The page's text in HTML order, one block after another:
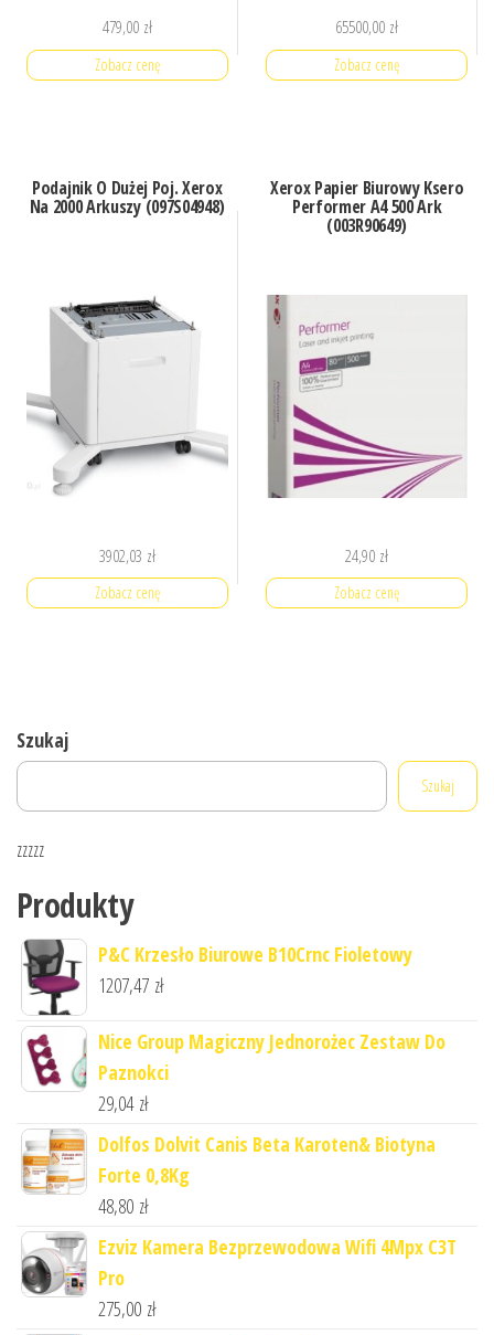
479,00 zł
Zobacz cenę
65500,00 zł
Zobacz cenę
Podajnik O Dużej Poj. Xerox
Na 2000 Arkuszy (097S04948)
3902,03 zł
Zobacz cenę
Xerox Papier Biurowy Ksero
Performer A4 500 Ark
(003R90649)
24,90 zł
Zobacz cenę
Szukaj
Szukaj
zzzzz
Produkty
P&C Krzesło Biurowe B10Crnc Fioletowy
1207,47 zł
Nice Group Magiczny Jednorożec Zestaw Do
Paznokci
29,04 zł
Dolfos Dolvit Canis Beta Karoten& Biotyna
Forte 0,8Kg
48,80 zł
Ezviz Kamera Bezprzewodowa Wifi 4Mpx C3T
Pro
275,00 zł